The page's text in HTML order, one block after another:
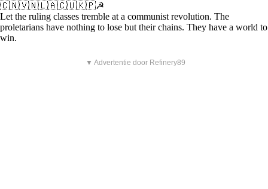
🇨🇳🇻🇳🇱🇦🇨🇺🇰🇵☭
Let the ruling classes tremble at a communist revolution. The
proletarians have nothing to lose but their chains. They have a world to
win.
▼ Advertentie door Refinery89